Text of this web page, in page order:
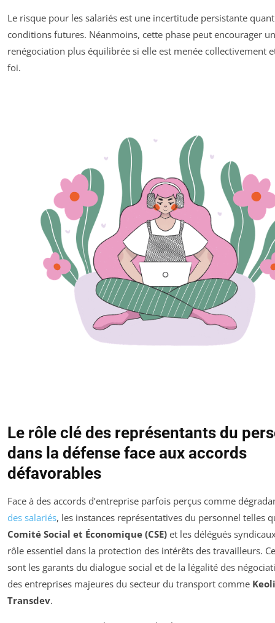
Le risque pour les salariés est une incertitude persistante
conditions futures. Néanmoins, cette phase peut encourager
renégociation plus équilibrée si elle est menée collectivement
foi.
Le rôle clé des représentants du
dans la défense face aux accords
défavorables
Face à des accords d’entreprise parfois perçus comme
des salariés, les instances représentatives du personnel telles
Comité Social et Économique (CSE) et les délégués
rôle essentiel dans la protection des intérêts des travailleurs.
sont les garants du dialogue social et de la légalité des
des entreprises majeures du secteur du transport comme
Transdev.